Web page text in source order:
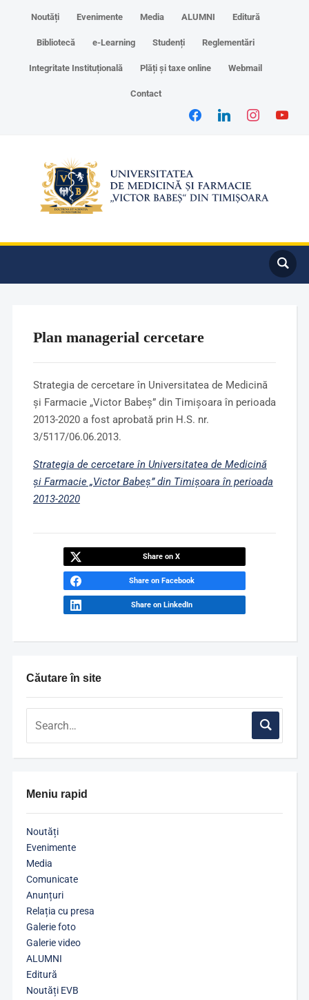
Noutăți Evenimente Media ALUMNI Editură
Bibliotecă e-Learning Studenți Reglementări
Integritate Instituțională Plăți și taxe online Webmail
Contact
Căutare în site
Meniu rapid
Noutăți
Evenimente
Media
Comunicate
Anunțuri
Relația cu presa
Galerie foto
Galerie video
ALUMNI
Editură
Noutăți EVB
Plan managerial cercetare
Strategia de cercetare în Universitatea de Medicină
şi Farmacie „Victor Babeş” din Timişoara în perioada
2013-2020 a fost aprobată prin H.S. nr.
3/5117/06.06.2013.
Strategia de cercetare în Universitatea de Medicină
şi Farmacie „Victor Babeş” din Timişoara în perioada
2013-2020
Share on X
Share on Facebook
Share on LinkedIn